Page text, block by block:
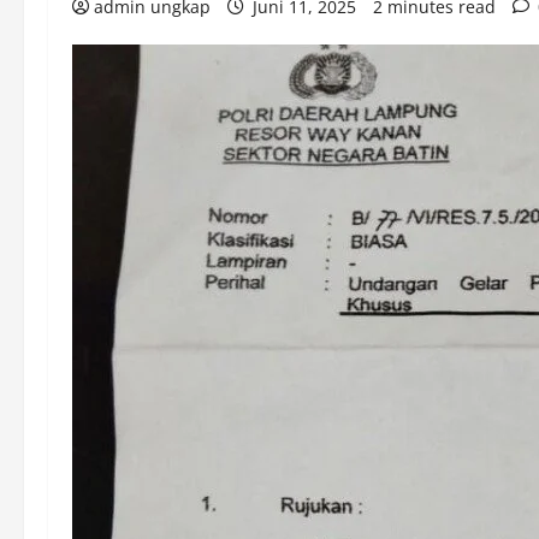
admin ungkap Juni 11, 2025 2 minutes read